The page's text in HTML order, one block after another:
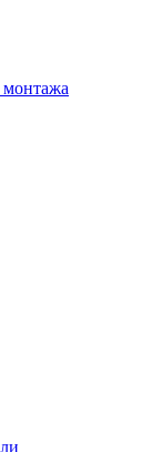
монтажа